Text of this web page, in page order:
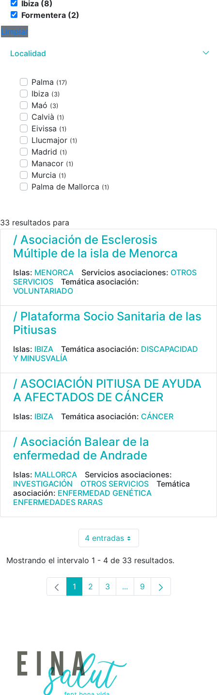
Ibiza (8)
Formentera (2)
Limpiar
Localidad
Palma (17)
Ibiza (3)
Maó (3)
Calvià (1)
Eivissa (1)
Llucmajor (1)
Madrid (1)
Manacor (1)
Murcia (1)
Palma de Mallorca (1)
33 resultados para
/ Asociación de Esclerosis
Múltiple de la isla de Menorca
Islas: MENORCA Servicios asociaciones: OTROS
SERVICIOS
Temática asociación:
VOLUNTARIADO
/ Plataforma Socio Sanitaria de las
Pitiusas
Islas: IBIZA Temática asociación: DISCAPACIDAD
Y MINUSVALÍA
/ ASOCIACIÓN PITIUSA DE AYUDA
A AFECTADOS DE CÁNCER
Islas: IBIZA Temática asociación: CÁNCER
/ Asociación Balear de la
enfermedad de Andrade
Islas: MALLORCA
Servicios asociaciones:
INVESTIGACIÓN
OTROS SERVICIOS
Temática
asociación: ENFERMEDAD GENÉTICA
ENFERMEDADES RARAS
4 entradasPor página
Mostrando el intervalo 1 - 4 de 33 resultados.
Página
1 Página
2 Página
3 ...Páginas intermedias
Página
9